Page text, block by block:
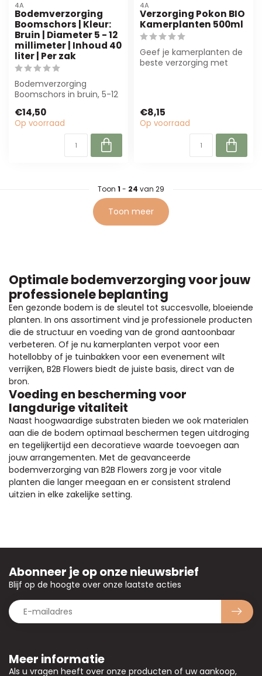
4A
Bodemverzorging
Boomschors | Kleur:
Bruin | Diameter 5 - 12
millimeter | Inhoud 40
liter | Per zak
Bodemverzorging
Boomschors in bruin, 5-12
Ideaal voor voch...
€14,50
Op voorraad
4A
Verzorging Pokon BIO
Kamerplanten 500ml
Geef je kamerplanten de
beste verzorging met
€8,15
Op voorraad
Toon 1 - 24 van 29
Toon meer
Optimale bodemverzorging voor jouw
professionele beplanting
Een gezonde bodem is de sleutel tot succesvolle, bloeiende
planten. In ons assortiment vind je professionele producten
die de structuur en voeding van de grond aantoonbaar
verbeteren. Of je nu kamerplanten verpot voor een
hotellobby of je tuinbakken voor een evenement wilt
verrijken, B2B Flowers biedt de juiste basis, direct van de
bron.
Voeding en bescherming voor
langdurige vitaliteit
Naast hoogwaardige substraten bieden we ook materialen
aan die de bodem optimaal beschermen tegen uitdroging
en tegelijkertijd een decoratieve waarde toevoegen aan
jouw arrangementen. Met de geavanceerde
bodemverzorging van B2B Flowers zorg je voor vitale
planten die langer meegaan en er consistent stralend
uitzien in elke zakelijke setting.
Meer informatie
Als u vragen heeft over onze producten of uw aankoop,
Abonneer je op onze nieuwsbrief
Blijf op de hoogte over onze laatste acties